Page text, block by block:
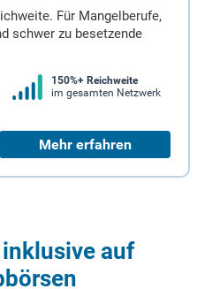
Für Mangelberufe,
schwer zu besetzende
150%+ Reichweite
im gesamten Netzwerk
Mehr erfahren
auf